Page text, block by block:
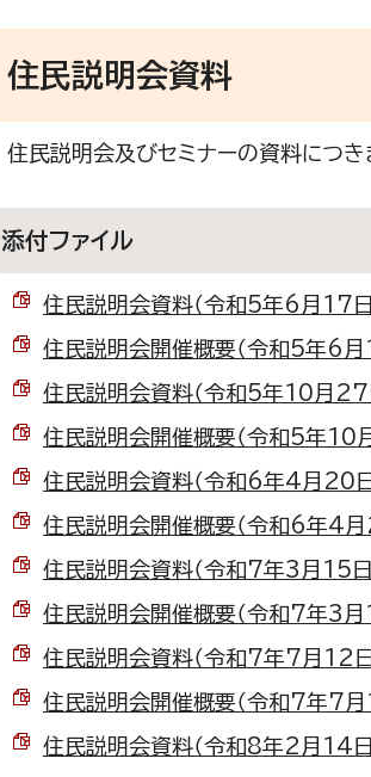
住民説明会資料
住民説明会及びセミナーの資料につき
添付ファイル
住民説明会資料（令和5年6月17
住民説明会開催概要（令和5年6
住民説明会資料（令和5年10月
住民説明会開催概要（令和5年10
住民説明会資料（令和6年4月20
住民説明会開催概要（令和6年4
住民説明会資料（令和7年3月15
住民説明会開催概要（令和7年3
住民説明会資料（令和7年7月12
住民説明会開催概要（令和7年7
住民説明会資料（令和8年2月14